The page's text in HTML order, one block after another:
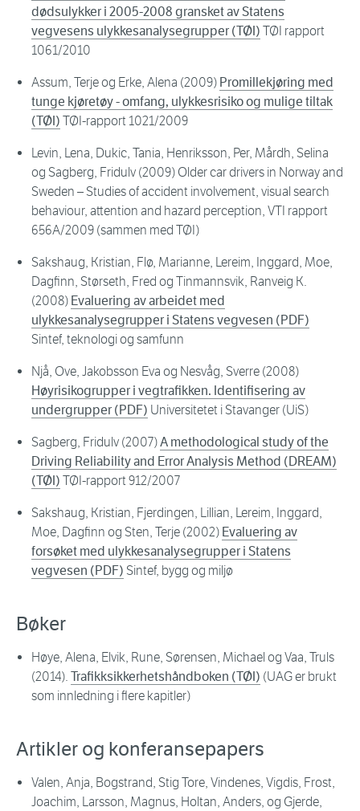
dødsulykker i 2005-2008 gransket av Statens
vegvesens ulykkesanalysegrupper (TØI) TØI rapport
1061/2010
Assum, Terje og Erke, Alena (2009) Promillekjøring med
tunge kjøretøy - omfang, ulykkesrisiko og mulige tiltak
(TØI) TØI-rapport 1021/2009
Levin, Lena, Dukic, Tania, Henriksson, Per, Mårdh, Selina
og Sagberg, Fridulv (2009) Older car drivers in Norway and
Sweden – Studies of accident involvement, visual search
behaviour, attention and hazard perception, VTI rapport
656A/2009 (sammen med TØI)
Sakshaug, Kristian, Flø, Marianne, Lereim, Inggard, Moe,
Dagfinn, Størseth, Fred og Tinmannsvik, Ranveig K.
(2008) Evaluering av arbeidet med
ulykkesanalysegrupper i Statens vegvesen (PDF)
Sintef, teknologi og samfunn
Njå, Ove, Jakobsson Eva og Nesvåg, Sverre (2008)
Høyrisikogrupper i vegtrafikken. Identifisering av
undergrupper (PDF) Universitetet i Stavanger (UiS)
Sagberg, Fridulv (2007)A methodological study of the
Driving Reliability and Error Analysis Method (DREAM)
(TØI) TØI-rapport 912/2007
Sakshaug, Kristian, Fjerdingen, Lillian, Lereim, Inggard,
Moe, Dagfinn og Sten, Terje (2002) Evaluering av
forsøket med ulykkesanalysegrupper i Statens
vegvesen (PDF) Sintef, bygg og miljø
Bøker
Høye, Alena, Elvik, Rune, Sørensen, Michael og Vaa, Truls
(2014). Trafikksikkerhetshåndboken (TØI) (UAG er brukt
som innledning i flere kapitler)
Artikler og konferansepapers
Valen, Anja, Bogstrand, Stig Tore, Vindenes, Vigdis, Frost,
Joachim, Larsson, Magnus, Holtan, Anders, og Gjerde,